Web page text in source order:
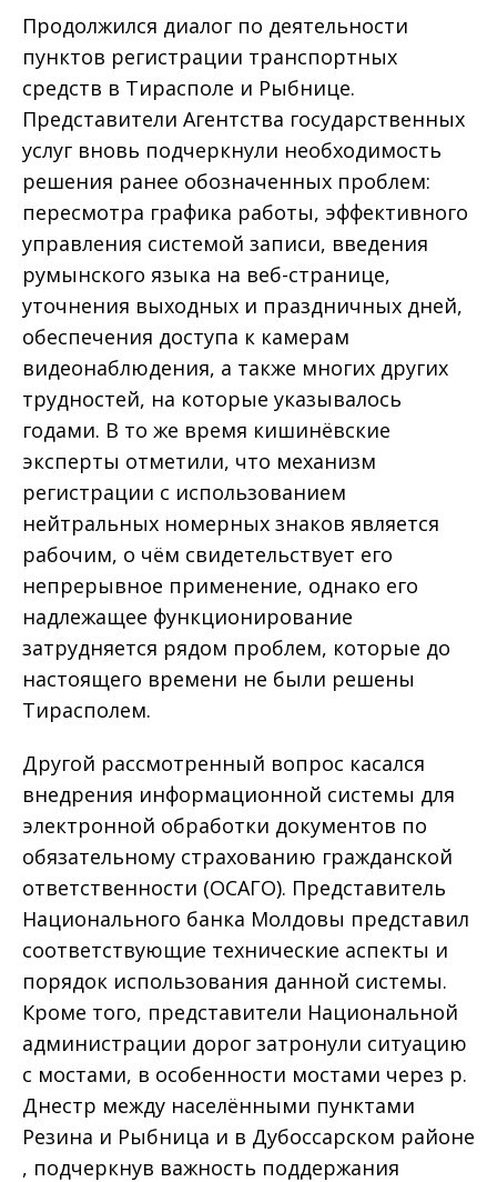
Продолжился диалог по деятельности
пунктов регистрации транспортных
средств в Тирасполе и Рыбнице.
Представители Агентства государственных
услуг вновь подчеркнули необходимость
решения ранее обозначенных проблем:
пересмотра графика работы, эффективного
управления системой записи, введения
румынского языка на веб-странице,
уточнения выходных и праздничных дней,
обеспечения доступа к камерам
видеонаблюдения, а также многих других
трудностей, на которые указывалось
годами. В то же время кишинёвские
эксперты отметили, что механизм
регистрации с использованием
нейтральных номерных знаков является
рабочим, о чём свидетельствует его
непрерывное применение, однако его
надлежащее функционирование
затрудняется рядом проблем, которые до
настоящего времени не были решены
Тирасполем.
Другой рассмотренный вопрос касался
внедрения информационной системы для
электронной обработки документов по
обязательному страхованию гражданской
ответственности (ОСАГО). Представитель
Национального банка Молдовы представил
соответствующие технические аспекты и
порядок использования данной системы.
Кроме того, представители Национальной
администрации дорог затронули ситуацию
с мостами, в особенности мостами через р.
Днестр между населёнными пунктами
Резина и Рыбница и в Дубоссарском районе
, подчеркнув важность поддержания